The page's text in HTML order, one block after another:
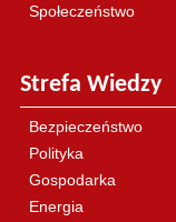
Społeczeństwo
Strefa Wiedzy
Bezpieczeństwo
Polityka
Gospodarka
Energia